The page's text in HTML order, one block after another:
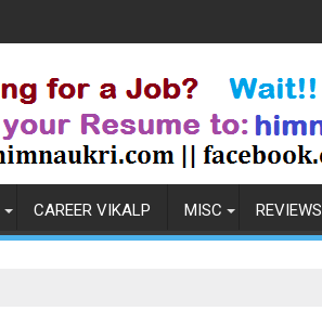
CAREER VIKALP MISC REVIEWS